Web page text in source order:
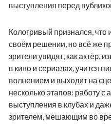
выступления перед
Кологривый признался, что
своём решении, но всё же
зрители увидят, как актёр,
в кино и сериалах, учится
волнением и выходит на
несколько этапов: работу
выступления в клубах и
зрителем, мешающим во